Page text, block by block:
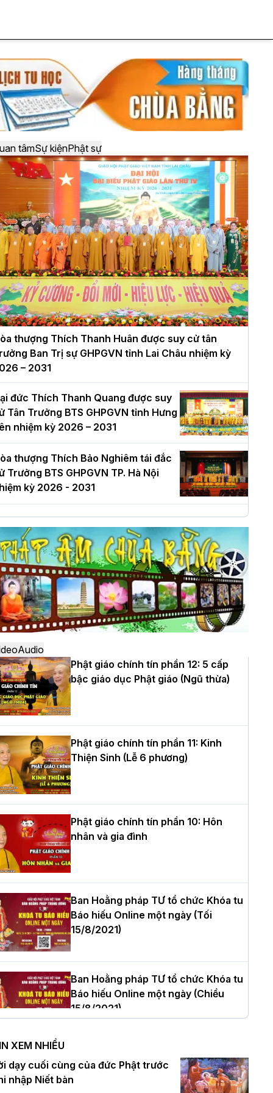
tâmSự kiệnPhật sự
thượng Thích Thanh Huân được suy cử tân
Ban Trị sự GHPGVN tỉnh Lai Châu nhiệm kỳ
– 2031
đức Thích Thanh Quang được suy
Tân Trưởng BTS GHPGVN tỉnh Hưng
nhiệm kỳ 2026 – 2031
thượng Thích Bảo Nghiêm tái đắc
Trưởng BTS GHPGVN TP. Hà Nội
kỳ 2026 - 2031
Nội: Long trọng lễ khởi công xây
Trung tâm văn hóa Phật giáo Thủ
Nội: Ngày tu học cuối cùng khép lại
sinh hoạt Phật pháp mùa hè lần
XIV tại chùa Bằng
yêu thương trong ngày tu tập thứ
của Khóa sinh hoạt Phật pháp mùa
tại chùa Bằng
Thọ Lạc được suy cử làm tân
BTS GHPGVN tỉnh Nghệ An
thượng Thích Quảng Tùng tái đắc
Trưởng BTS GHPGVN thành phố Hải
nhiệm kỳ 2026 – 2031
tọa Thích Tâm Chính được suy
tân Trưởng ban Trị sự GHPGVN tỉnh
Nội: Tăng Ni Trường hạ Bồ Đề trang
tác pháp Tiền an cư PL.2570 –
Audio
Phật giáo chính tín phần 12: 5 cấp
bậc giáo dục Phật giáo (Ngũ thừa)
Phật giáo chính tín phần 11: Kinh
Thiện Sinh (Lễ 6 phương)
Phật giáo chính tín phần 10: Hôn
nhân và gia đình
Ban Hoằng pháp TƯ tổ chức Khóa tu
Báo hiếu Online một ngày (Tối
15/8/2021)
Ban Hoằng pháp TƯ tổ chức Khóa tu
Báo hiếu Online một ngày (Chiều
15/8/2021)
Ban Hoằng pháp TƯ tổ chức Khóa tu
Báo hiếu Online một ngày (Sáng
15/8/2021)
XEM NHIỀU
dạy cuối cùng của đức Phật trước
nhập Niết bàn